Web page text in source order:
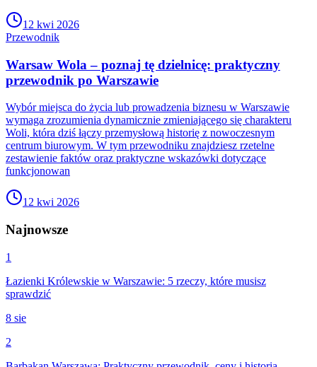
12 kwi 2026
Przewodnik
Warsaw Wola – poznaj tę dzielnicę: praktyczny
przewodnik po Warszawie
Wybór miejsca do życia lub prowadzenia biznesu w Warszawie
wymaga zrozumienia dynamicznie zmieniającego się charakteru
Woli, która dziś łączy przemysłową historię z nowoczesnym
centrum biurowym. W tym przewodniku znajdziesz rzetelne
zestawienie faktów oraz praktyczne wskazówki dotyczące
funkcjonowan
12 kwi 2026
Najnowsze
1
Łazienki Królewskie w Warszawie: 5 rzeczy, które musisz
sprawdzić
8 sie
2